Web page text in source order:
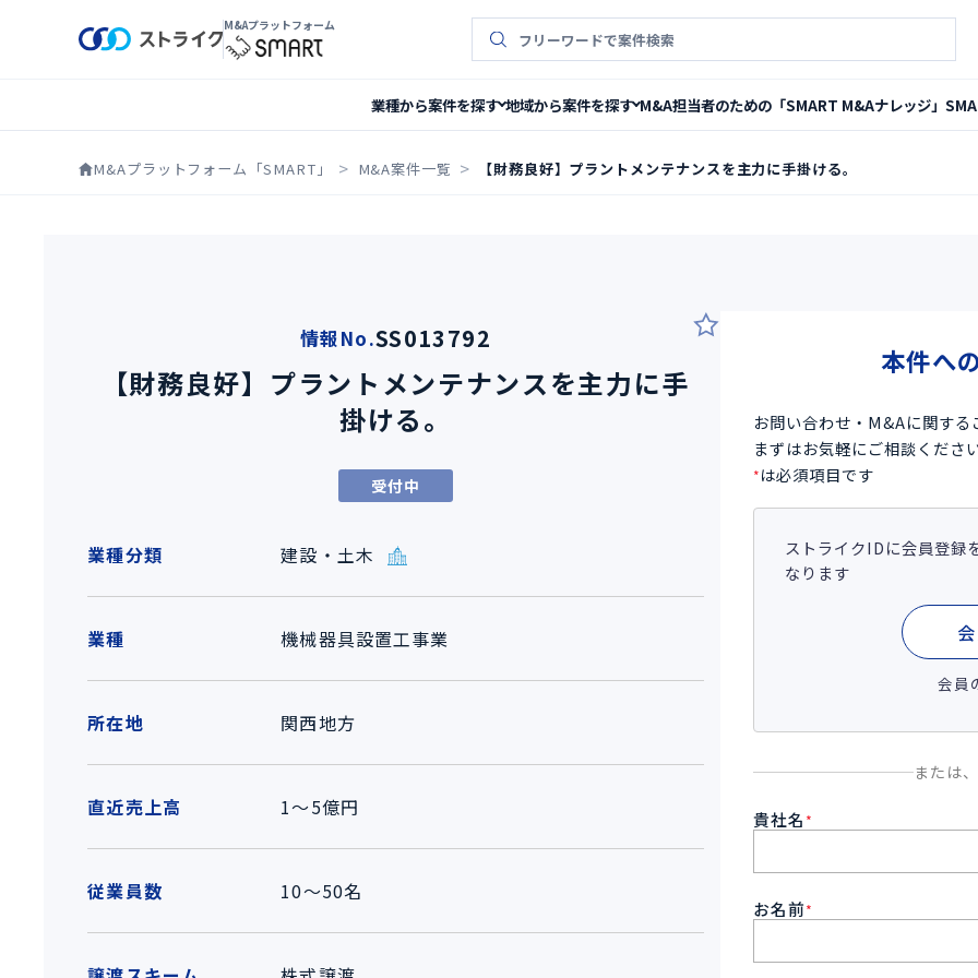
M&Aプラットフォーム 案件検索
業種から案件を探す 地域から案件を探す M&A担当者のための「SMART M&Aナレッジ」
M&Aプラットフォーム「SMART」 M&A案件一覧 【財務良好】プラントメンテナンスを主力に手掛ける。
情報No.SS013792
【財務良好】プラントメンテナンスを主力に手
掛ける。
受付中
業種分類 建設・土木
業種 機械器具設置工事業
所在地 関西地方
直近売上高 1～5億円
従業員数 10～50名
本件へ
お問い合わせ・M&Aに関する
まずはお気軽にご相談くださ
*は必須項目です
ストライクIDに会員登録
なります
会員
または
貴社名 *
お名前*